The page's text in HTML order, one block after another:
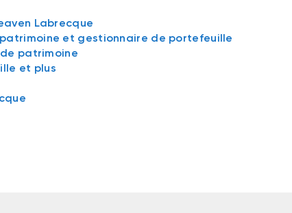
Labrecque
et gestionnaire de portefeuille
patrimoine
et plus